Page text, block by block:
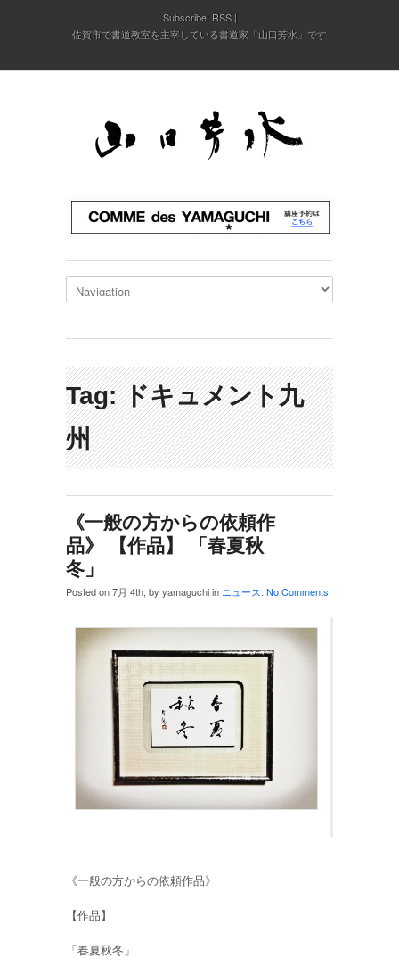
Subscribe: RSS
佐賀市で書道教室を主宰している書道家「山口芳水」です
Tag: ドキュメント九
州
《一般の方からの依頼作
品》 【作品】 「春夏秋
冬」
Posted on 7月 4th, by yamaguchi in ニュース. No Comments
《一般の方からの依頼作品》
【作品】
「春夏秋冬」